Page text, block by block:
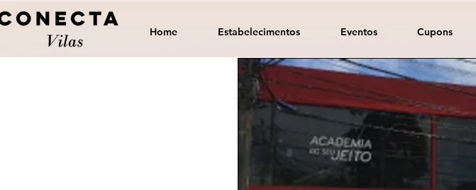
Home Estabelecimentos Eventos Cupons